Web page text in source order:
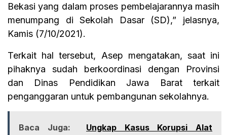
Bekasi yang dalam proses pembelajarannya masih
menumpang di Sekolah Dasar (SD),” jelasnya,
Kamis (7/10/2021).
Terkait hal tersebut, Asep mengatakan, saat ini
pihaknya sudah berkoordinasi dengan Provinsi
dan Dinas Pendidikan Jawa Barat terkait
penganggaran untuk pembangunan sekolahnya.
Baca Juga:
Ungkap Kasus Korupsi Alat